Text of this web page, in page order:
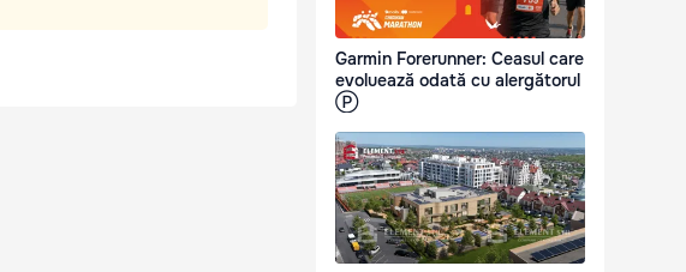
Garmin Forerunner: Ceasul care
evoluează odată cu alergătorul
Ⓟ